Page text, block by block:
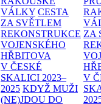
VÁLKY CESTA
ZA SVĚTLEM
REKONSTRUKCE
VOJENSKÉHO
HŘBITOVA
V ČESKÉ
SKALICI 2023–
2025 KDYŽ MUŽI
(NE)JDOU DO
ZA
V